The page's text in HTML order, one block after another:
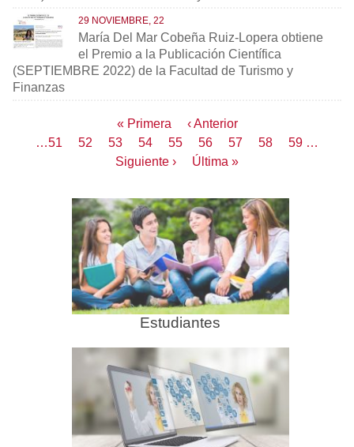
29 NOVIEMBRE, 22
María Del Mar Cobeña Ruiz-Lopera obtiene
el Premio a la Publicación Científica
(SEPTIEMBRE 2022) de la Facultad de Turismo y
Finanzas
Primera
página
« Primera
Página
anterior
‹ Anterior
Page
…51 Page
52 Page
53 Page
54
Página
actual
55 Page
56 Page
57 Page
58 Page
59 …
Siguiente
Siguiente ›
Última
Última »
Estudiantes